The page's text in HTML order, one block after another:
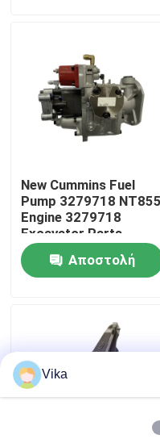
Σχετικά με εμάς
Γύρος εργοστασίων
Ποιοτικός έλεγχος
επαφή
Νέα
Ζητήστε ένα
Ανταλλακτικά Liugong
Ανταλλακτικά
New Cummins Fuel
Pump 3279718 NT855
Engine 3279718
Excavator Parts
Original/OEM
Αποστολή
Vika